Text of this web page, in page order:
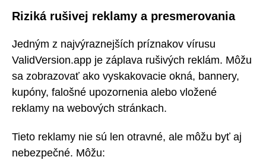
Riziká rušivej reklamy a presmerovania
Jedným z najvýraznejších príznakov vírusu
ValidVersion.app je záplava rušivých reklám. Môžu
sa zobrazovať ako vyskakovacie okná, bannery,
kupóny, falošné upozornenia alebo vložené
reklamy na webových stránkach.
Tieto reklamy nie sú len otravné, ale môžu byť aj
nebezpečné. Môžu: